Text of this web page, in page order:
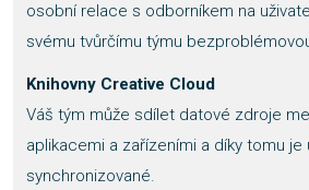
osobní relace s odborníkem na
svému tvůrčímu týmu
Knihovny Creative Cloud
Váš tým může sdílet datové zdroje
aplikacemi a zařízeními a díky tomu je
synchronizované.